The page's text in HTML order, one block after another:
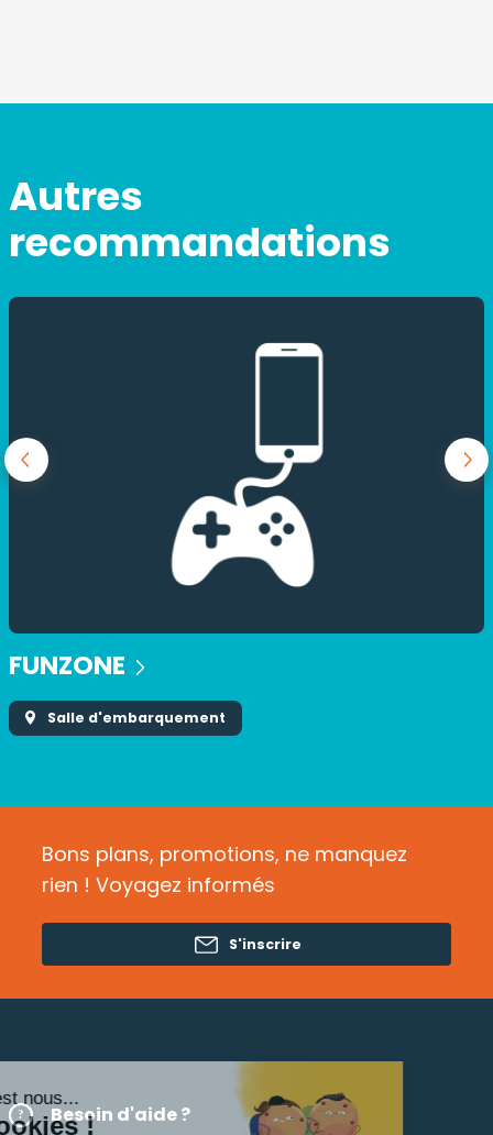
Salut c'est nous...
les Cookies !
Autres
recommandations
FUNZONE
Salle d'embarquement
Bons plans, promotions, ne manquez
rien ! Voyagez informés
S'inscrire
Besoin d'aide ?